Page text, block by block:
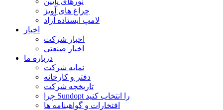
چراغ های آویز
لامپ ایستاده آزاد
اخبار
اخبار شرکت
اخبار صنعتی
درباره ما
نمایه شرکت
دفتر و کارخانه
تاریخچه شرکت
چرا Sundopt را انتخاب کنید
افتخارات و گواهینامه ها